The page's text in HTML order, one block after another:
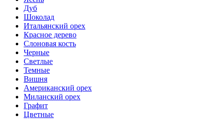
Дуб
Шоколад
Итальянский орех
Красное дерево
Слоновая кость
Черные
Светлые
Темные
Вишня
Американский орех
Миланский орех
Графит
Цветные